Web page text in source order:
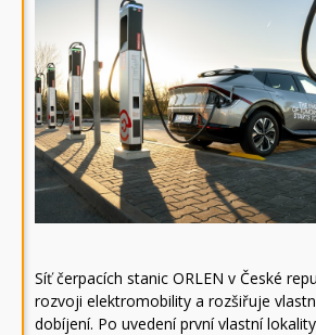
Síť čerpacích stanic ORLEN v České
rozvoji elektromobility a rozšiřuje
dobíjení. Po uvedení první vlastní